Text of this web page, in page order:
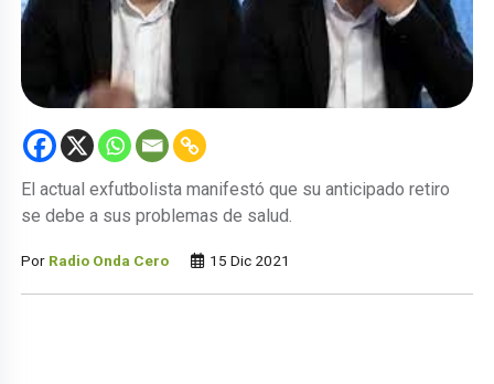
El actual exfutbolista manifestó que su anticipado retiro
se debe a sus problemas de salud.
Por Radio Onda Cero 15 Dic 2021